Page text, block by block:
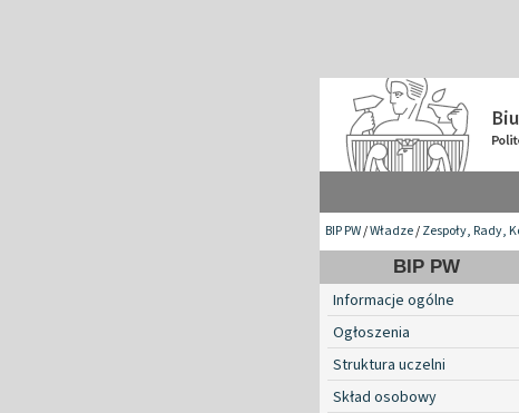
BIP PW/Władze/Zespoły, Rady,
BIP PW
Informacje ogólne
Ogłoszenia
Struktura uczelni
Skład osobowy